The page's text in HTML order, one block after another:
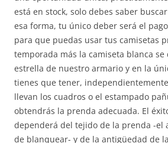
está en stock, solo debes saber
esa forma, tu único deber será el
para que puedas usar tus camisetas
temporada más la camiseta blanca se
estrella de nuestro armario y en la
tienes que tener,
llevan los cuadros o el estampado
obtendrás la prenda adecuada. El
dependerá del tejido de la prenda -el
de blanquear- y de la antigüedad de